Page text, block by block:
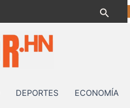
Buscar
DEPORTES ECONOMÍA